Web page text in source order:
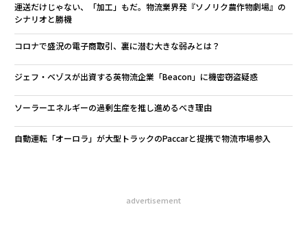
運送だけじゃない、「加工」もだ。物流業界発『ソノリク農作物劇場』の
シナリオと勝機
コロナで盛況の電子商取引、裏に潜む大きな弱みとは？
ジェフ・ベゾスが出資する英物流企業「Beacon」に機密窃盗疑惑
ソーラーエネルギーの過剰生産を推し進めるべき理由
自動運転「オーロラ」が大型トラックのPaccarと提携で物流市場参入
advertisement